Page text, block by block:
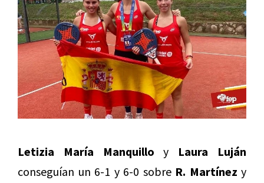
Letizia María Manquillo y Laura Luján
conseguían un 6-1 y 6-0 sobre R. Martínez y